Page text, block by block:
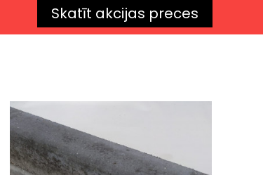
Skatīt akcijas preces